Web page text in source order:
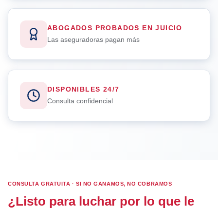
ABOGADOS PROBADOS EN JUICIO
Las aseguradoras pagan más
DISPONIBLES 24/7
Consulta confidencial
CONSULTA GRATUITA · SI NO GANAMOS, NO COBRAMOS
¿Listo para luchar por lo que le